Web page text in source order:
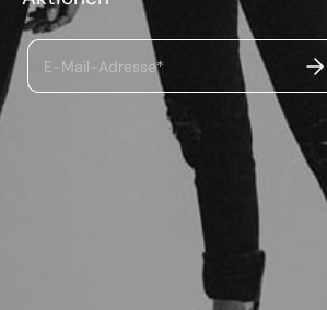
E-Mail-Adresse*